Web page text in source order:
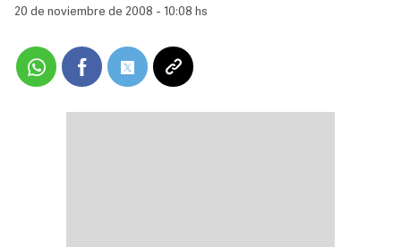
20 de noviembre de 2008 - 10:08 hs